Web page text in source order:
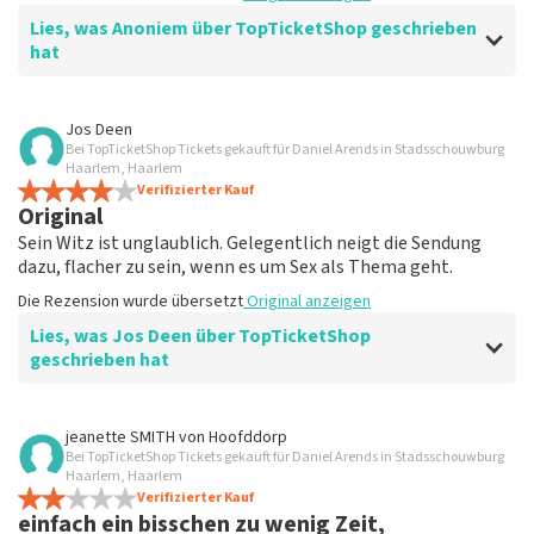
Lies, was Anoniem über TopTicketShop geschrieben
hat
Bewertung von Anoniem über
Gut, halte dich an die Vereinbarungen
Die Rezension wurde übersetzt
Jos Deen
Bei TopTicketShop Tickets gekauft für Daniel Arends in Stadsschouwburg
Haarlem, Haarlem
Verifizierter Kauf
Original
Sein Witz ist unglaublich. Gelegentlich neigt die Sendung
dazu, flacher zu sein, wenn es um Sex als Thema geht.
Die Rezension wurde übersetztOriginal anzeigen
Lies, was Jos Deen über TopTicketShop
geschrieben hat
Bewertung von Jos Deen über
Die Tickets stimmten zeitlich nicht ganz
Die Rezension wurde übersetzt
jeanette SMITH von Hoofddorp
Bei TopTicketShop Tickets gekauft für Daniel Arends in Stadsschouwburg
Haarlem, Haarlem
Verifizierter Kauf
einfach ein bisschen zu wenig Zeit,